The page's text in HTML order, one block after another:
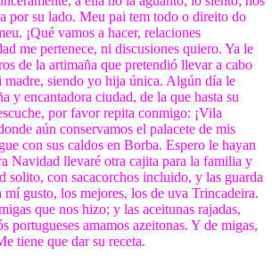
por su lado. Meu pai tem todo o direito do
¡Qué vamos a hacer, relaciones
me pertenece, ni discusiones quiero. Ya le
de la artimaña que pretendió llevar a cabo
madre, siendo yo hija única. Algún día le
y encantadora ciudad, de la que hasta su
por favor repita conmigo: ¡Vila
aún conservamos el palacete de mis
con sus caldos en Borba. Espero le hayan
Navidad llevaré otra cajita para la familia y
solito, con sacacorchos incluido, y las guarda
mí gusto, los mejores, los de uva Trincadeira.
que nos hizo; y las aceitunas rajadas,
portugueses amamos azeitonas. Y de migas,
tiene que dar su receta.